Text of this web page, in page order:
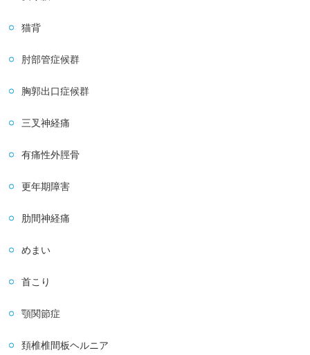
猫背
肘部管症候群
胸郭出口症候群
三叉神経痛
有痛性外脛骨
更年期障害
肋間神経痛
めまい
首こり
顎関節症
頚椎椎間板ヘルニア